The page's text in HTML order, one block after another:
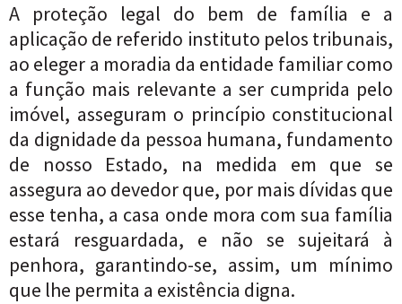
A proteção legal do bem de família e a
aplicação de referido instituto pelos tribunais,
ao eleger a moradia da entidade familiar como
a função mais relevante a ser cumprida pelo
imóvel, asseguram o princípio constitucional
da dignidade da pessoa humana, fundamento
de nosso Estado, na medida em que se
assegura ao devedor que, por mais dívidas que
esse tenha, a casa onde mora com sua família
estará resguardada, e não se sujeitará à
penhora, garantindo-se, assim, um mínimo
que lhe permita a existência digna.